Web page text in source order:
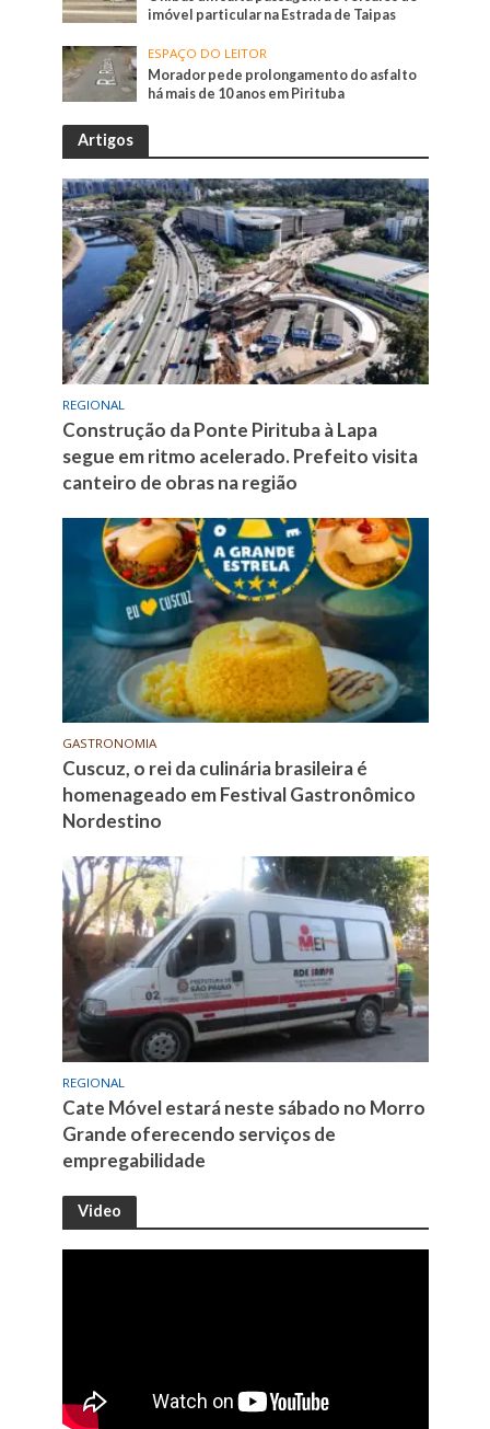
imóvel particular na Estrada de Taipas
ESPAÇO DO LEITOR
Morador pede prolongamento do asfalto
há mais de 10 anos em Pirituba
Artigos
REGIONAL
Construção da Ponte Pirituba à Lapa
segue em ritmo acelerado. Prefeito visita
canteiro de obras na região
GASTRONOMIA
Cuscuz, o rei da culinária brasileira é
homenageado em Festival Gastronômico
Nordestino
REGIONAL
Cate Móvel estará neste sábado no Morro
Grande oferecendo serviços de
empregabilidade
Video